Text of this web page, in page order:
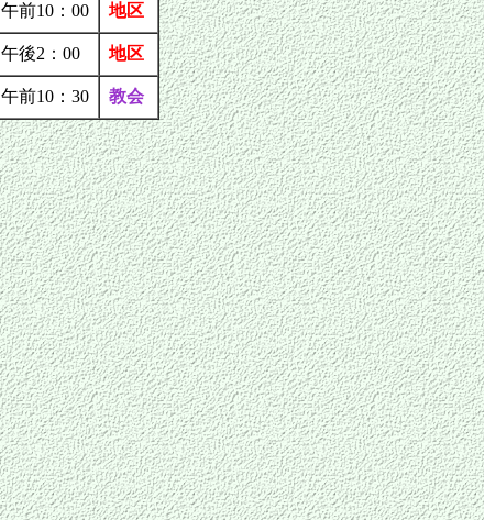
午前10：00 地区
午後2：00 地区
午前10：30 教会